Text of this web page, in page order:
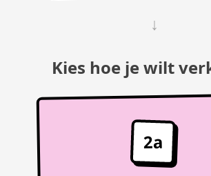
↓
Kies hoe je wilt
2a